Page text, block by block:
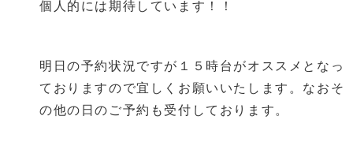
個人的には期待しています！！
明日の予約状況ですが１５時台がオススメとなっ
ておりますので宜しくお願いいたします。なおそ
の他の日のご予約も受付しております。